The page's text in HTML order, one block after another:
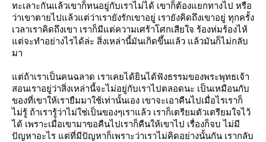
ทะเลาะกันแล้วเขาก็ทนอยู่กับเราไม่ได้ เขาก็ต้องแยกทางไป หรือ
ว่าเขาตายไปแล้วแต่ว่าเรายังรักเขาอยู่ เรายังคิดถึงเขาอยู่ ทุกครั้ง
เวลาเราคิดถึงเขา เราก็มีแต่ความเศร้าโศกเสียใจ ร้องห่มร้องไห้
ต่จะทำอย่างไรได้ล่ะ สิ่งเหล่านี้มันเกิดขึ้นแล้ว แล้วมันก็ไม่กลับ
มา
ต่ถ้าเราเป็นคนฉลาด เราเคยได้ยินได้ฟังธรรมของพระพุทธเจ้า
สอนเราอยู่ว่าสิ่งเหล่านี้จะไม่อยู่กับเราไปตลอดนะ เป็นเหมือนกับ
ของที่เขาให้เรายืมมาใช้เท่านั้นเอง เขาจะเอาคืนไปเมื่อไรเราก็
ไม่รู้ ถ้าเรารู้ว่าไม่ใช่เป็นของๆเราแล้ว เราก็เตรียมตัวเตรียมใจไว้
ได้ เพราะเมื่อเขามาขอคืนไปเราก็คืนให้เขาไป เรื่องก็จบ ไม่มี
ปัญหาอะไร แต่ที่มีปัญหาก็เพราะว่าเราไม่คิดอย่างนั้นกัน เรากลับ